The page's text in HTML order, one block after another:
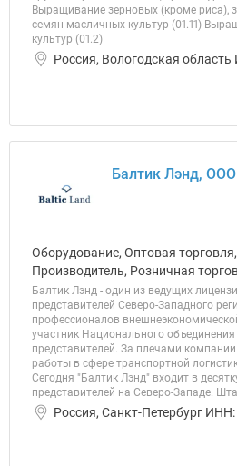
Выращивание зерновых (кроме риса),
семян масличных культур (01.11)
культур (01.2)
Россия, Вологодская
Балтик Лэнд, ООО
Оборудование, Оптовая
Производитель, Розничная
Балтик Лэнд - один из ведущих
представителей Северо-Западного
профессионалов
участник Национального
представителей. За плечами
работы в сфере транспортной
Сегодня "Балтик Лэнд" входит в
представителей на Северо-Западе.
Россия, Санкт-Петербург ИНН: